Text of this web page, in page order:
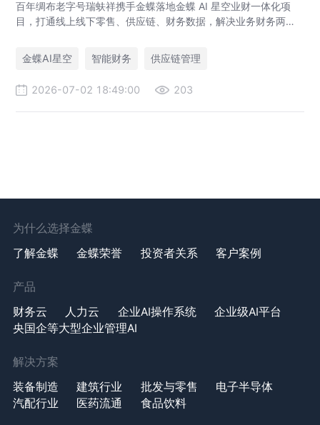
百年绸布老字号瑞蚨祥携手金蝶落地金蝶 AI 星空业财一体化项
目，打通线上线下零售、供应链、财务数据，解决业务财务两张
金蝶AI星空
智能财务 供应链管理
2026-07-02 18:49:00 203
为什么选择金蝶
了解金蝶
金蝶荣誉 投资者关系 客户案例
产品
财务云
人力云 企业AI操作系统
企业级AI平台
央国企等大型企业管理AI
解决方案
装备制造
建筑行业 批发与零售
电子半导体
汽配行业
医药流通 食品饮料